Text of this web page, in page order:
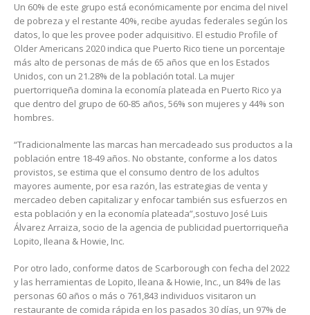
Un 60% de este grupo está económicamente por encima del nivel
de pobreza y el restante 40%, recibe ayudas federales según los
datos, lo que les provee poder adquisitivo. El estudio Profile of
Older Americans 2020 indica que Puerto Rico tiene un porcentaje
más alto de personas de más de 65 años que en los Estados
Unidos, con un 21.28% de la población total. La mujer
puertorriqueña domina la economía plateada en Puerto Rico ya
que dentro del grupo de 60-85 años, 56% son mujeres y 44% son
hombres.
“Tradicionalmente las marcas han mercadeado sus productos a la
población entre 18-49 años. No obstante, conforme a los datos
provistos, se estima que el consumo dentro de los adultos
mayores aumente, por esa razón, las estrategias de venta y
mercadeo deben capitalizar y enfocar también sus esfuerzos en
esta población y en la economía plateada”,sostuvo José Luis
Álvarez Arraiza, socio de la agencia de publicidad puertorriqueña
Lopito, Ileana & Howie, Inc.
Por otro lado, conforme datos de Scarborough con fecha del 2022
y las herramientas de Lopito, Ileana & Howie, Inc., un 84% de las
personas 60 años o más o 761,843 individuos visitaron un
restaurante de comida rápida en los pasados 30 días, un 97% de